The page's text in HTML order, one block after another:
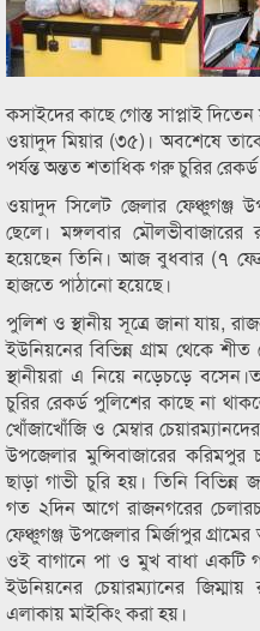
কসাইদের কাছে গোস্ত সাপ্লাই
ওয়াদুদ মিয়ার (৩৫)। অবশেষে
পর্যন্ত অন্তত শতাধিক গরু চুরির
ওয়াদুদ সিলেট জেলার ফেঞ্চুগঞ্জ
ছেলে। মঙ্গলবার
হয়েছেন তিনি। আজ বুধবার (৭
হাজতে পাঠানো হয়েছে।
পুলিশ ও স্থানীয় সূত্রে জানা যায়,
ইউনিয়নের বিভিন্ন গ্রাম থেকে
স্থানীয়রা এ নিয়ে নড়েচড়ে
চুরির রেকর্ড পুলিশের কাছে না
খোঁজাখোঁজি ও মেম্বার
উপজেলার মুন্সিবাজারের করিমপুর
ছাড়া গাভী চুরি হয়। তিনি
গত ২দিন আগে রাজনগরের
ফেঞ্চুগঞ্জ উপজেলার মির্জাপুর
ওই বাগানে পা ও মুখ বাধা একটি
ইউনিয়নের চেয়ারম্যানের
এলাকায় মাইকিং করা হয়।